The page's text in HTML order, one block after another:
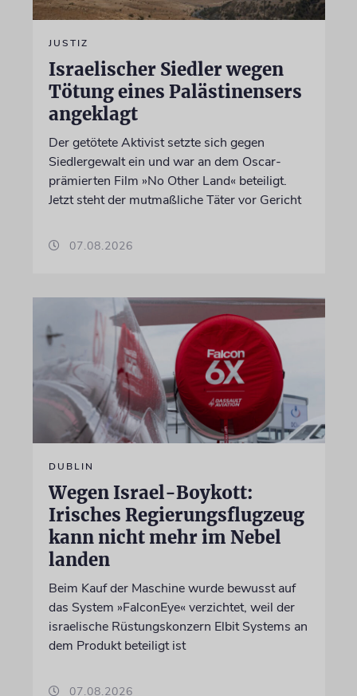
JUSTIZ
Israelischer Siedler wegen
Tötung eines Palästinensers
angeklagt
Der getötete Aktivist setzte sich gegen
Siedlergewalt ein und war an dem Oscar-
prämierten Film »No Other Land« beteiligt.
Jetzt steht der mutmaßliche Täter vor Gericht
07.08.2026
DUBLIN
Wegen Israel-Boykott:
Irisches Regierungsflugzeug
kann nicht mehr im Nebel
landen
Beim Kauf der Maschine wurde bewusst auf
das System »FalconEye« verzichtet, weil der
israelische Rüstungskonzern Elbit Systems an
dem Produkt beteiligt ist
07.08.2026